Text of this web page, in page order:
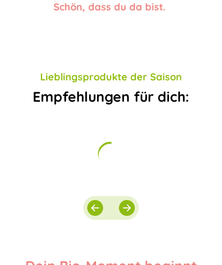
Schön, dass du da bist.
Lieblingsprodukte der Saison
Empfehlungen für dich: